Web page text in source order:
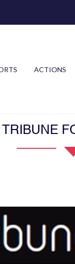
ACTIONS
TRIBUNE